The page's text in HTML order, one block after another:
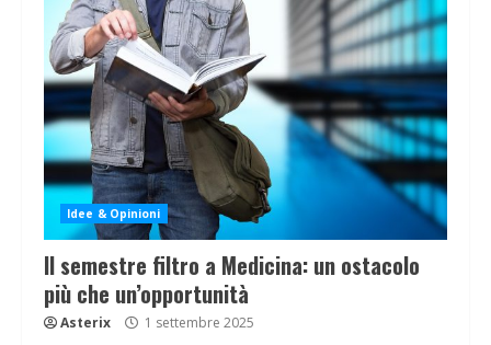
Idee & Opinioni
Il semestre filtro a Medicina: un ostacolo
più che un’opportunità
Asterix 1 settembre 2025